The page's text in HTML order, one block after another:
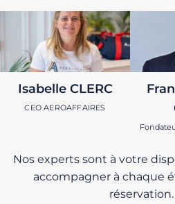
Isabelle CLERC
CEO AEROAFFAIRES
Nos experts sont à votre
accompagner à chaque
réservation.